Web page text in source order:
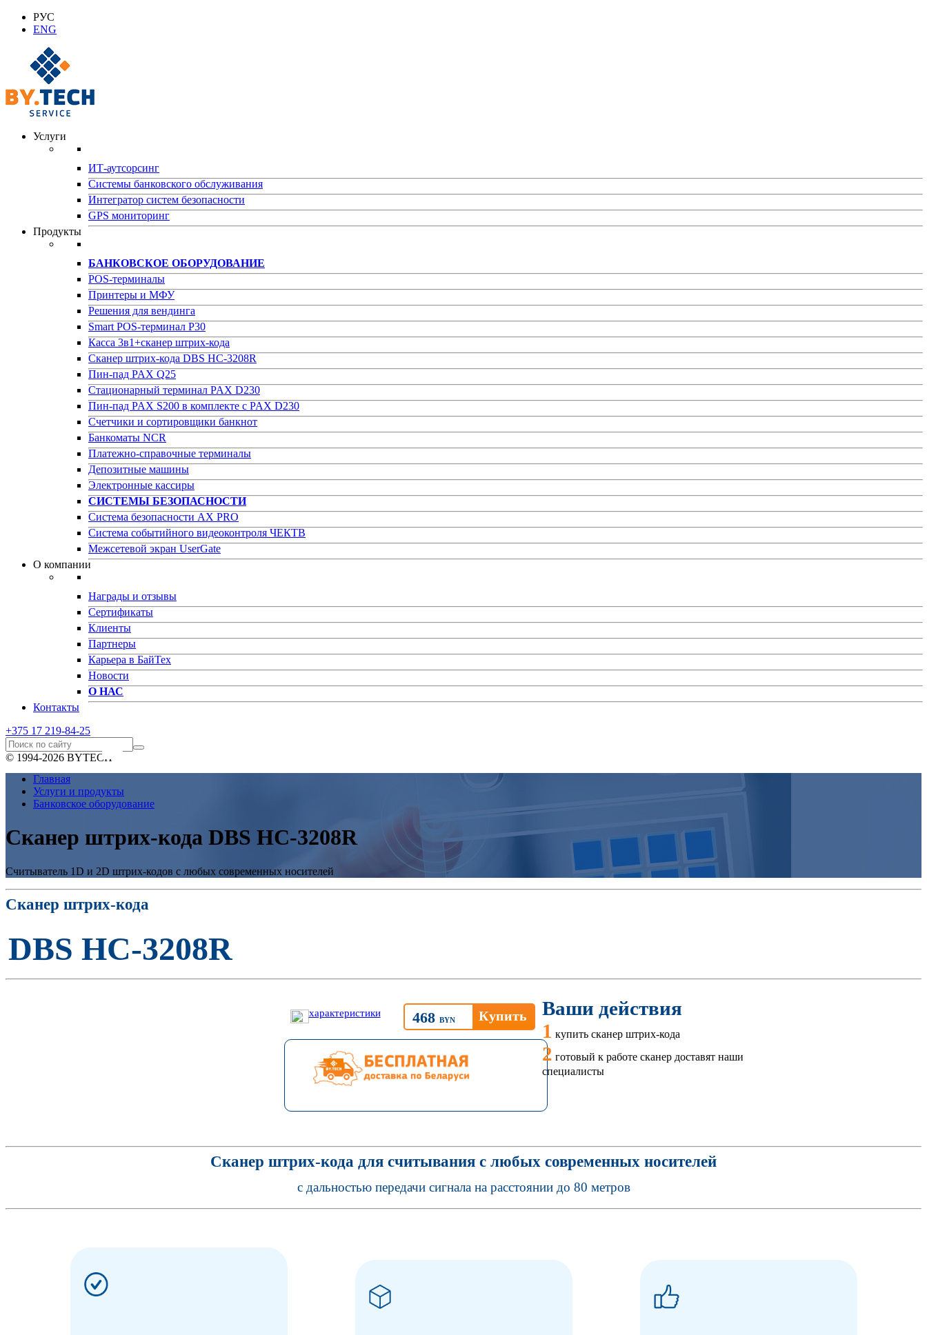
РУС
ENG
Услуги
ИТ-аутсорсинг
Системы банковского обслуживания
Интегратор систем безопасности
GPS мониторинг
Продукты
БАНКОВСКОЕ ОБОРУДОВАНИЕ
POS-терминалы
Принтеры и МФУ
Решения для вендинга
Smart POS-терминал P30
Касса 3в1+сканер штрих-кода
Сканер штрих-кода DBS HC-3208R
Пин-пад PAX Q25
Стационарный терминал PAX D230
Пин-пад PAX S200 в комплекте с PAX D230
Счетчики и сортировщики банкнот
Банкоматы NCR
Платежно-справочные терминалы
Депозитные машины
Электронные кассиры
СИСТЕМЫ БЕЗОПАСНОСТИ
Система безопасности AX PRO
Система событийного видеоконтроля ЧЕКТВ
Межсетевой экран UserGate
О компании
Награды и отзывы
Сертификаты
Клиенты
Партнеры
Карьера в БайТех
Новости
О НАС
Контакты
+375 17 219-84-25
© 1994-2026 BYTECH
Главная
Услуги и продукты
Банковское оборудование
Сканер штрих-кода DBS HC-3208R
Считыватель 1D и 2D штрих-кодов с любых современных носителей
Сканер штрих-кода
DBS HC-3208R
характеристики 468 BYN
Ваши действия
1 купить сканер штрих-кода
2 готовый к работе сканер доставят наши
специалисты
Сканер штрих-кода для считывания с любых современных носителей
с дальностью передачи сигнала на расстоянии до 80 метров